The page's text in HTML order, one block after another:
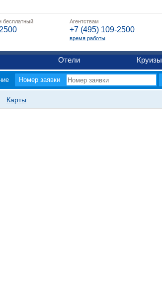
бесплатный Агентствам
+7 (495) 109-2500
время работы
Отели Круизы
Номер заявки
Карты